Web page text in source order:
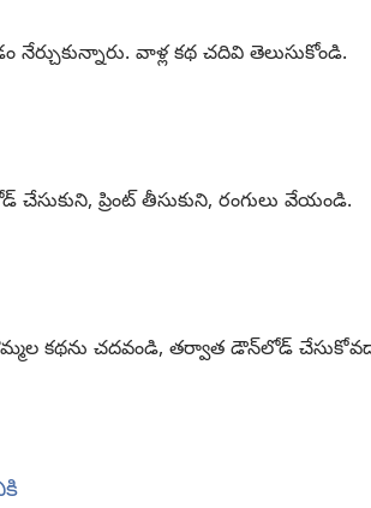
వాళ్ల కథ చదివి తెలుసుకోండి.
ప్రింట్‌ తీసుకుని, రంగులు వేయండి.
కథను చదవండి, తర్వాత డౌన్‌లోడ్‌